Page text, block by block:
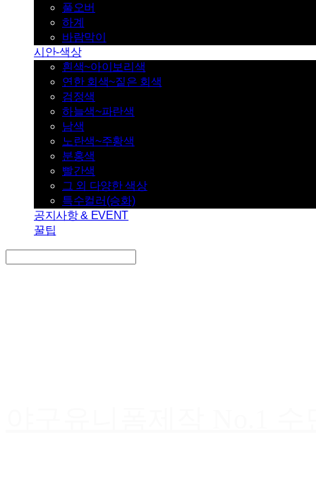
풀오버
하계
바람막이
시안-색상
흰색~아이보리색
연한 회색~짙은 회색
검정색
하늘색~파란색
남색
노란색~주황색
분홍색
빨간색
그 외 다양한 색상
특수컬러(승화)
공지사항 & EVENT
꿀팁